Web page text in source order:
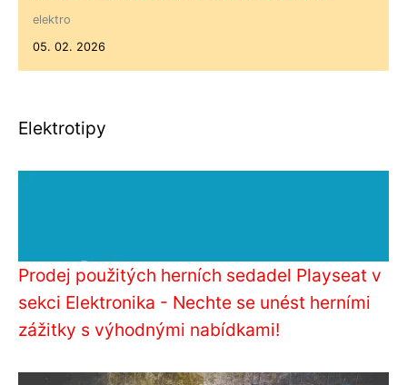
elektro
05. 02. 2026
Elektrotipy
Prodej použitých herních sedadel Playseat v
sekci Elektronika - Nechte se unést herními
zážitky s výhodnými nabídkami!